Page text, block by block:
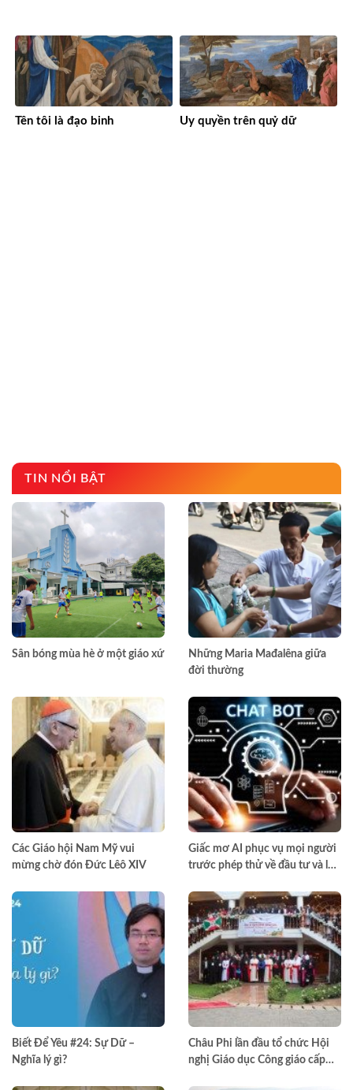
Tên tôi là đạo binh Uy quyền trên quỷ dữ
TIN NỔI BẬT
Sân bóng mùa hè ở một giáo xứ
Những Maria Mađalêna giữa
đời thường
Các Giáo hội Nam Mỹ vui
mừng chờ đón Đức Lêô XIV
Giấc mơ AI phục vụ mọi người
trước phép thử về đầu tư và lợi
Biết Để Yêu #24: Sự Dữ –
Nghĩa lý gì?
Châu Phi lần đầu tổ chức Hội
nghị Giáo dục Công giáo cấp